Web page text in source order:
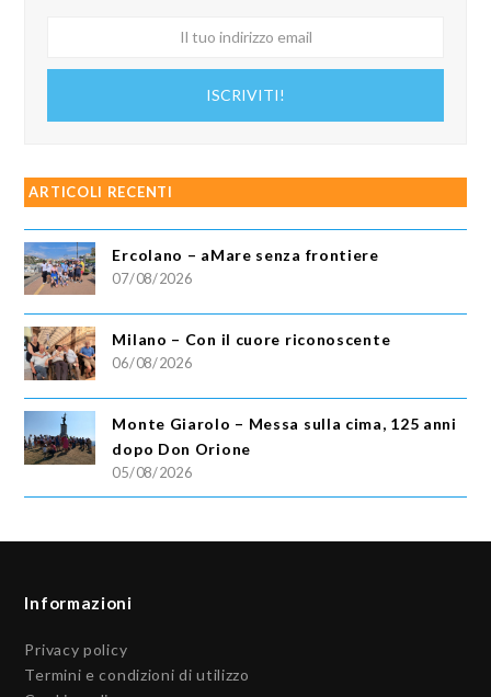
ISCRIVITI!
ARTICOLI RECENTI
Ercolano – aMare senza frontiere
07/08/2026
Milano – Con il cuore riconoscente
06/08/2026
Monte Giarolo – Messa sulla cima, 125 anni
dopo Don Orione
05/08/2026
Informazioni
Privacy policy
Termini e condizioni di utilizzo